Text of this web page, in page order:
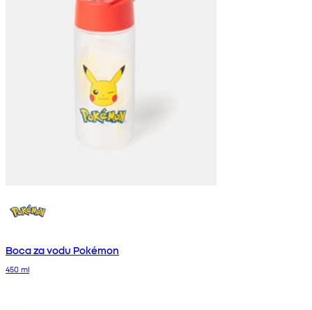
Boca za vodu Pokémon
450 ml